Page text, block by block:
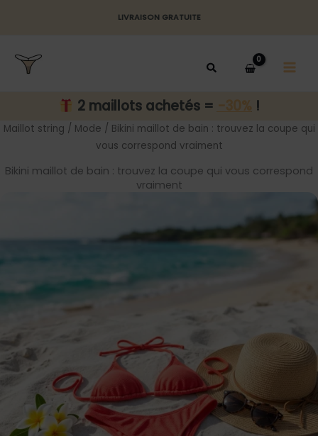
LIVRAISON GRATUITE
2 maillots achetés = -30% !
Maillot string / Mode / Bikini maillot de bain : trouvez la coupe qui
vous correspond vraiment
Bikini maillot de bain : trouvez la coupe qui vous correspond
vraiment